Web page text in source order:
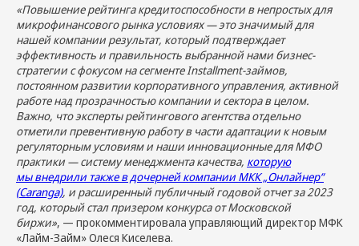
«Повышение рейтинга кредитоспособности в непростых для
микрофинансового рынка условиях — это значимый для
нашей компании результат, который подтверждает
эффективность и правильность выбранной нами бизнес-
стратегии с фокусом на сегменте Installment-займов,
постоянном развитии корпоративного управления, активной
работе над прозрачностью компании и сектора в целом.
Важно, что эксперты рейтингового агентства отдельно
отметили превентивную работу в части адаптации к новым
регуляторным условиям и наши инновационные для МФО
практики — систему менеджмента качества, которую
мы внедрили также в дочерней компании МКК „Онлайнер“
(Caranga), и расширенный публичный годовой отчет за 2023
год, который стал призером конкурса от Московской
биржи», — прокомментировала управляющий директор МФК
«Лайм-Займ» Олеся Киселева.